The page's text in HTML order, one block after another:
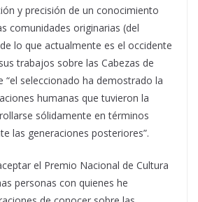
y precisión de un conocimiento
comunidades originarias (del
lo que actualmente es el occidente
trabajos sobre las Cabezas de
“el seleccionado ha demostrado la
humanas que tuvieron la
sólidamente en términos
las generaciones posteriores”.
el Premio Nacional de Cultura
personas con quienes he